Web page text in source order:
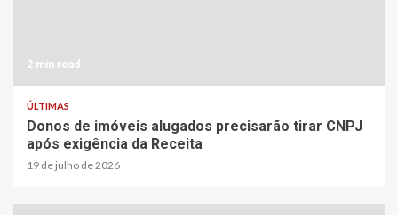
2 min read
ÚLTIMAS
Donos de imóveis alugados precisarão tirar CNPJ
após exigência da Receita
19 de julho de 2026